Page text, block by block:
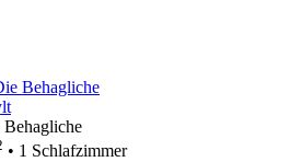
Behagliche
• 1 Schlafzimmer